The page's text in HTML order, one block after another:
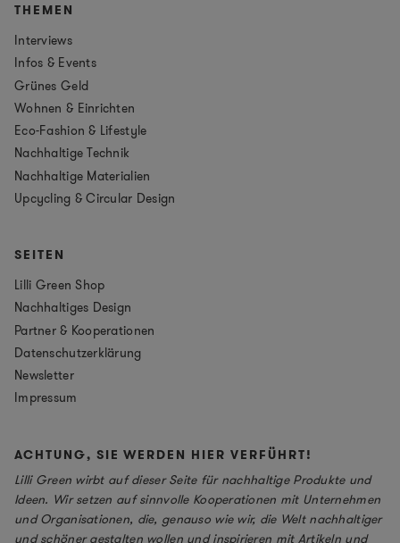
THEMEN
Interviews
Infos & Events
Grünes Geld
Wohnen & Einrichten
Eco-Fashion & Lifestyle
Nachhaltige Technik
Nachhaltige Materialien
Upcycling & Circular Design
SEITEN
Lilli Green Shop
Nachhaltiges Design
Partner & Kooperationen
Datenschutzerklärung
Newsletter
Impressum
ACHTUNG, SIE WERDEN HIER VERFÜHRT!
Lilli Green wirbt auf dieser Seite für nachhaltige Produkte und
Ideen. Wir setzen auf sinnvolle Kooperationen mit Unternehmen
und Organisationen, die, genauso wie wir, die Welt nachhaltiger
und schöner gestalten wollen und inspirieren mit Artikeln und